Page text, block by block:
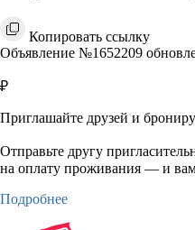
Копировать ссылку
Объявление №1652209
₽
Приглашайте друзей и
Отправьте другу
на оплату проживания — и
Подробнее